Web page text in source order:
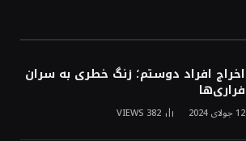
اخراج افراد دوستم؛ زنگ خطری به سران
فراری‌ها
12 جولای 2024 382
VIEWS